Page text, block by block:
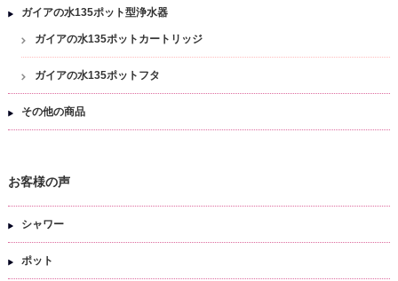
ガイアの水135ポット型浄水器
ガイアの水135ポットカートリッジ
ガイアの水135ポットフタ
その他の商品
お客様の声
シャワー
ポット